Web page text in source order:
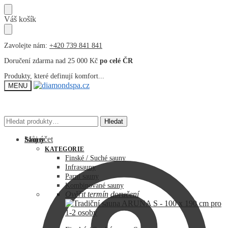
Přeskočit
na
navigaci
Přeskočit
na
obsah
Váš košík
Zavolejte nám: +420 739 841 841
Doručení zdarma nad 25 000 Kč po celé ČR
Produkty, které definují komfort...
MENU
Hledat: Hledat
Můj účet
Hledat: Hledat
Sauny
KATEGORIE
Finské / Suché sauny
Infrasauny
Parní sauny
Kombinované sauny
Ověřit termín doručení